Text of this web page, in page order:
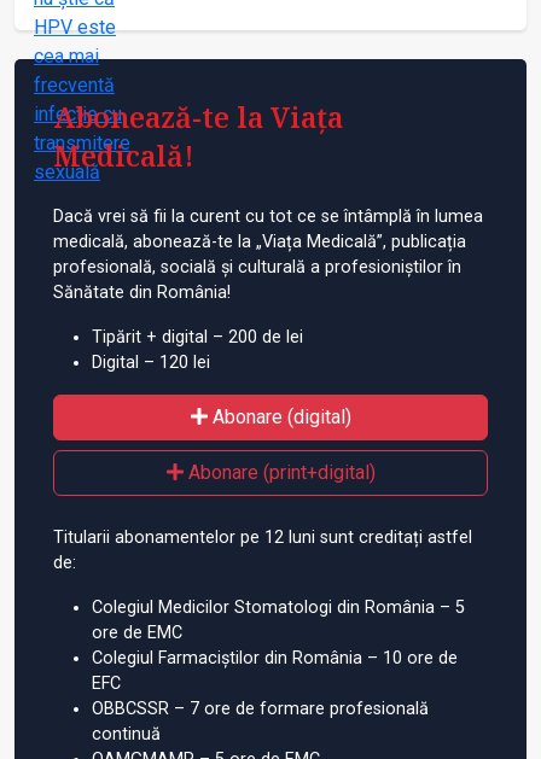
Abonează-te la Viața
Medicală!
Dacă vrei să fii la curent cu tot ce se întâmplă în lumea
medicală, abonează-te la „Viața Medicală”, publicația
profesională, socială și culturală a profesioniștilor în
Sănătate din România!
Tipărit + digital – 200 de lei
Digital – 120 lei
Abonare (digital)
Abonare (print+digital)
Titularii abonamentelor pe 12 luni sunt creditați astfel
de:
Colegiul Medicilor Stomatologi din România – 5
ore de EMC
Colegiul Farmaciștilor din România – 10 ore de
EFC
OBBCSSR – 7 ore de formare profesională
continuă